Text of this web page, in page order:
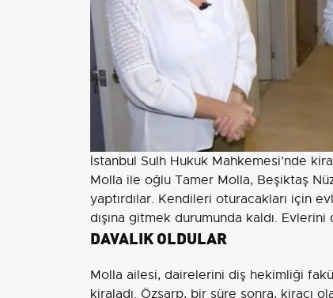
İstanbul Sulh Hukuk Mahkemesi’nde
Molla ile oğlu Tamer Molla, Beşiktaş
yaptırdılar. Kendileri oturacakları için
dışına gitmek durumunda kaldı. Evlerini
DAVALIK OLDULAR
Molla ailesi, dairelerini diş hekimliği
kiraladı. Özsarp, bir süre sonra, kiracı